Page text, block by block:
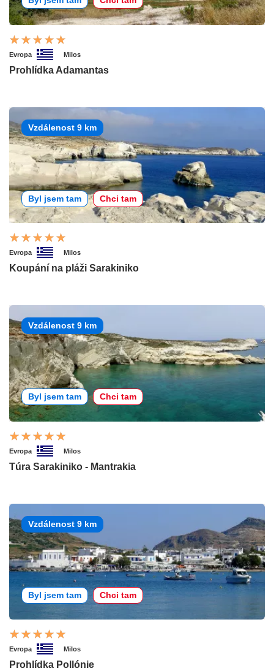
Evropa Milos
Prohlídka Adamantas
Vzdálenost 9 km
Byl jsem tam Chci tam
Evropa Milos
Koupání na pláži Sarakiniko
Vzdálenost 9 km
Byl jsem tam Chci tam
Evropa Milos
Túra Sarakiniko - Mantrakia
Vzdálenost 9 km
Byl jsem tam Chci tam
Evropa Milos
Prohlídka Pollónie